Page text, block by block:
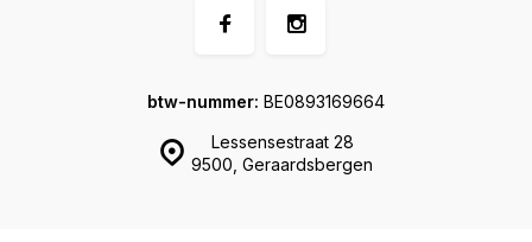
Lessensestraat 28
9500, Geraardsbergen
btw-nummer: BE0893169664